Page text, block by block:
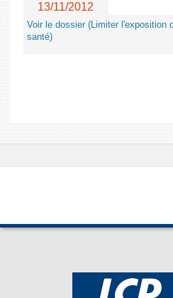
13/11/2012
Voir le dossier (Limiter l'exposition
santé)